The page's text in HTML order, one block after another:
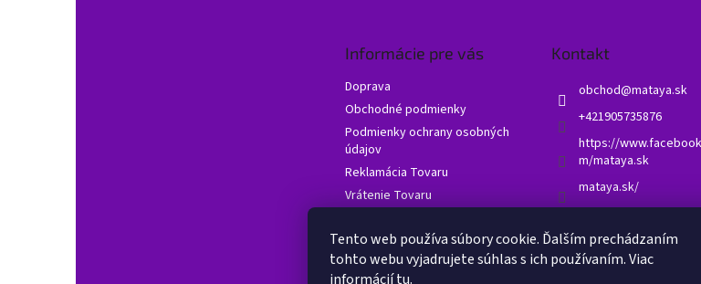
Tento web používa súbory cookie. Ďalším prechádzaním
tohto webu vyjadrujete súhlas s ich používaním. Viac
informáciítu.
Informácie pre vás
Doprava
Obchodné podmienky
Podmienky ochrany osobných
údajov
Reklamácia Tovaru
Vrátenie Tovaru
Hodnotenie obchodu
Kontakt
obchod@mataya.sk
+421905735876
https://
m/mataya.sk
mataya.sk/